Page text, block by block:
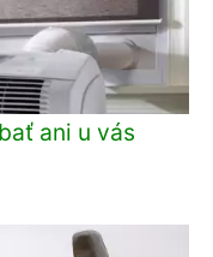
ani u vás